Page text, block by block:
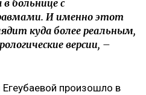
в больнице с
И именно этот
куда более реальным,
версии, –
произошло в